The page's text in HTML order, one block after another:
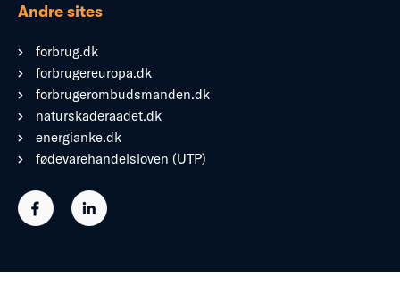
Andre sites
forbrug.dk
forbrugereuropa.dk
forbrugerombudsmanden.dk
naturskaderaadet.dk
energianke.dk
fødevarehandelsloven (UTP)